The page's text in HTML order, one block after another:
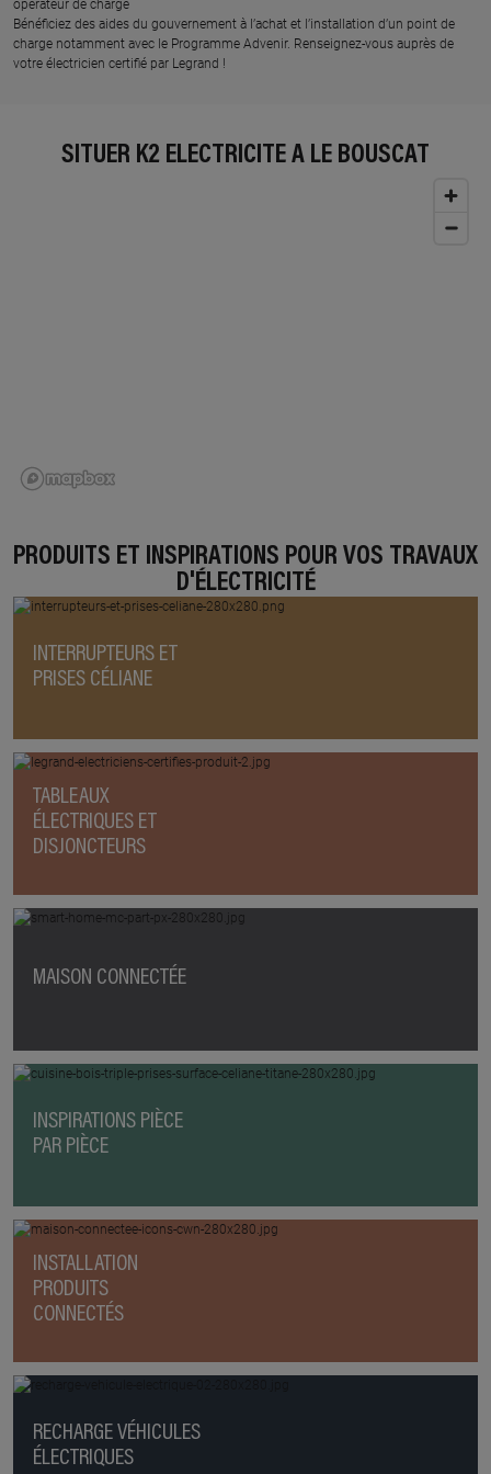
opérateur de charge
Bénéficiez des aides du gouvernement à l’achat et l’installation d’un point de
charge notamment avec le Programme Advenir. Renseignez-vous auprès de
votre électricien certifié par Legrand !
SITUER K2 ELECTRICITE À LE BOUSCAT
PRODUITS ET INSPIRATIONS POUR VOS TRAVAUX
D'ÉLECTRICITÉ
INTERRUPTEURS ET
PRISES CÉLIANE
TABLEAUX
ÉLECTRIQUES ET
DISJONCTEURS
MAISON CONNECTÉE
INSPIRATIONS PIÈCE
PAR PIÈCE
INSTALLATION
PRODUITS
CONNECTÉS
RECHARGE VÉHICULES
ÉLECTRIQUES